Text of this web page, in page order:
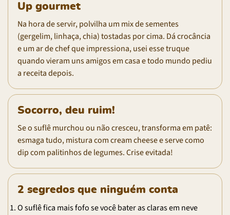
Up gourmet
Na hora de servir, polvilha um mix de sementes
(gergelim, linhaça, chia) tostadas por cima. Dá crocância
e um ar de chef que impressiona, usei esse truque
quando vieram uns amigos em casa e todo mundo pediu
a receita depois.
Socorro, deu ruim!
Se o suflê murchou ou não cresceu, transforma em patê:
esmaga tudo, mistura com cream cheese e serve como
dip com palitinhos de legumes. Crise evitada!
2 segredos que ninguém conta
O suflê fica mais fofo se você bater as claras em neve